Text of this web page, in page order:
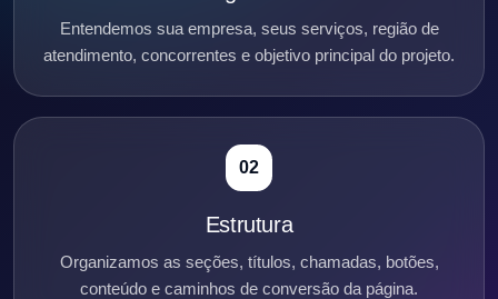
Entendemos sua empresa, seus serviços, região de
atendimento, concorrentes e objetivo principal do projeto.
02
Estrutura
Organizamos as seções, títulos, chamadas, botões,
conteúdo e caminhos de conversão da página.